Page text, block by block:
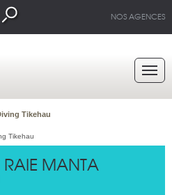
NOS AGENCES
Tikehau
MANTA